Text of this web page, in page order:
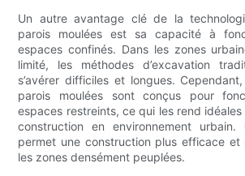
Un autre avantage clé de la
parois moulées est sa capacité à
espaces confinés. Dans les zones
limité, les méthodes d’excavation
s’avérer difficiles et longues.
parois moulées sont conçus pour
espaces restreints, ce qui les rend
construction en environnement urbain.
permet une construction plus efficace et
les zones densément peuplées.